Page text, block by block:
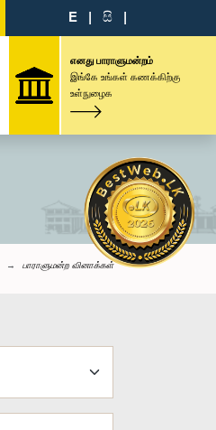
E | සි |
எனது பாராளுமன்றம்
இங்கே உங்கள் கணக்கிற்கு
உள்நுழைக
பாராளுமன்ற வினாக்கள்